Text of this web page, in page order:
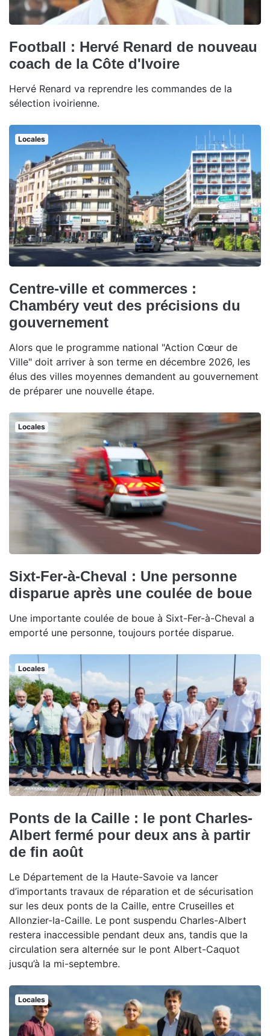
Football : Hervé Renard de nouveau
coach de la Côte d'Ivoire
Hervé Renard va reprendre les commandes de la
sélection ivoirienne.
Locales
Centre-ville et commerces :
Chambéry veut des précisions du
gouvernement
Alors que le programme national "Action Cœur de
Ville" doit arriver à son terme en décembre 2026, les
élus des villes moyennes demandent au gouvernement
de préparer une nouvelle étape.
Locales
Sixt-Fer-à-Cheval : Une personne
disparue après une coulée de boue
Une importante coulée de boue à Sixt-Fer-à-Cheval a
emporté une personne, toujours portée disparue.
Locales
Ponts de la Caille : le pont Charles-
Albert fermé pour deux ans à partir
de fin août
Le Département de la Haute-Savoie va lancer
d’importants travaux de réparation et de sécurisation
sur les deux ponts de la Caille, entre Cruseilles et
Allonzier-la-Caille. Le pont suspendu Charles-Albert
restera inaccessible pendant deux ans, tandis que la
circulation sera alternée sur le pont Albert-Caquot
jusqu’à la mi-septembre.
Locales